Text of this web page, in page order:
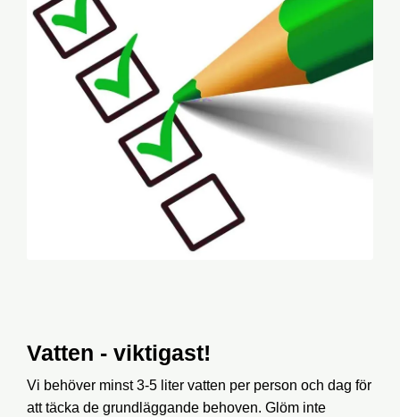
Vatten - viktigast!
Vi behöver minst 3-5 liter vatten per person och dag för
att täcka de grundläggande behoven. Glöm inte